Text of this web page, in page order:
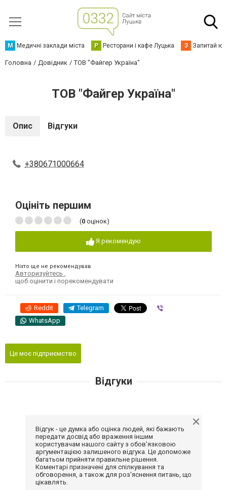
М Медичні заклади міста Р Ресторани і кафе Луцька З Запитай
Головна Довідник ТОВ "Файгер Україна"
ТОВ "Файгер Україна"
Опис Відгуки
+380671000664
Оцініть першим
(0 оцінок)
Я рекомендую
Ніхто ще не рекомендував
Авторизуйтесь
щоб оцінити і порекомендувати
Reddit Telegram
WhatsApp
Це моє підприємство
Відгуки
Відгук - це думка або оцінка людей, які бажають
передати досвід або враження іншим
користувачам нашого сайту з обов'язковою
аргументацією залишеного відгука. Це допоможе
багатьом прийняти правильне рішення.
Коментарі призначені для спілкування та
обговорення, а також для роз'яснення питань, що
цікавлять.